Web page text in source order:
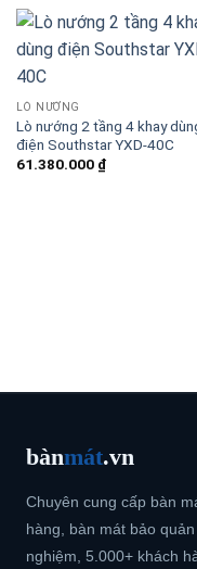
LÒ NƯỚNG
Lò nướng 2 tầng 4 khay
điện Southstar YXD-40C
61.380.000 ₫
bànmát.vn
Chuyên cung cấp bàn
hàng, bàn mát bảo
nghiệm, 5.000+ khách